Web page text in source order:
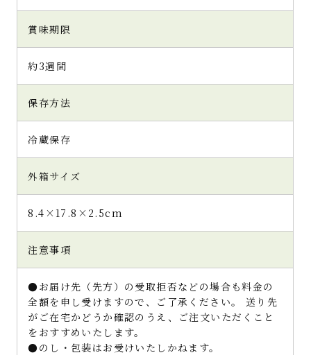
賞味期限
約3週間
保存方法
冷蔵保存
外箱サイズ
8.4×17.8×2.5cm
注意事項
●お届け先（先方）の受取拒否などの場合も料金の
全額を申し受けますので、ご了承ください。 送り先
がご在宅かどうか確認のうえ、ご注文いただくこと
をおすすめいたします。
●のし・包装はお受けいたしかねます。